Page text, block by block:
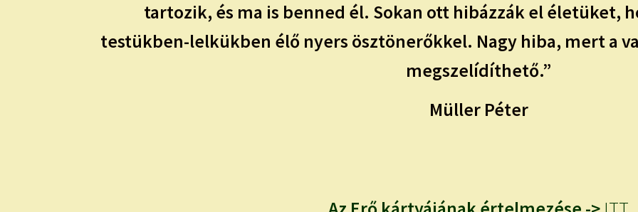
tartozik, és ma is benned él. Sokan ott hibázzák el életüket,
testükben-lelkükben élő nyers ösztönerőkkel. Nagy hiba, mert a
megszelídíthető.”
Müller Péter